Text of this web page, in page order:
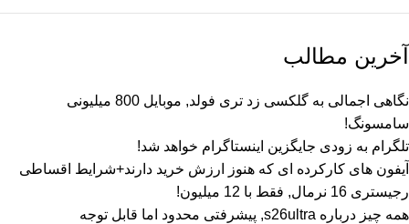
آخرین مطالب
نگاهی اجمالی به گلکسی زد تری فولد, موبایل 800 میلیونی
سامسونگ!
تلگرام به زودی جایگزین اینستاگرام خواهد شد!
آیفون های کارکرده ای که هنوز ارزش خرید دارند+شرایط اقساطی
رجیستری 16 نرمال, فقط با 12 میلیون!
همه چیز درباره s26ultra, پیشرفتی محدود اما قابل توجه